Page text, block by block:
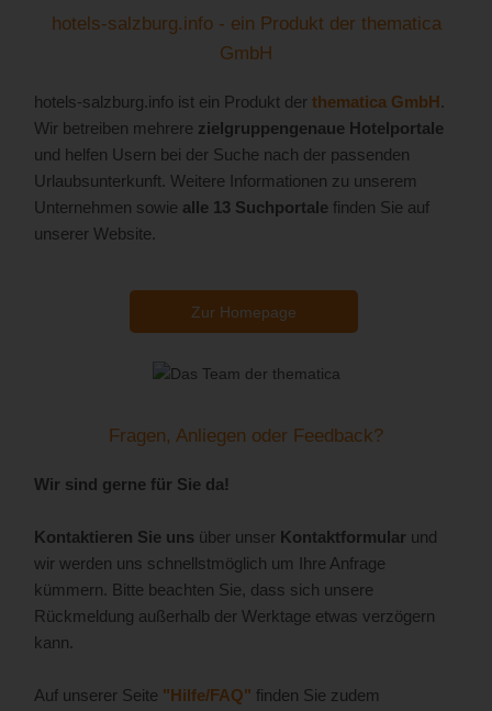
hotels-salzburg.info - ein Produkt der thematica
GmbH
hotels-salzburg.info ist ein Produkt derthematica GmbH.
Wir betreiben mehrere zielgruppengenaue Hotelportale
und helfen Usern bei der Suche nach der passenden
Urlaubsunterkunft. Weitere Informationen zu unserem
Unternehmen sowie alle 13 Suchportale finden Sie auf
unserer Website.
Zur Homepage
Fragen, Anliegen oder Feedback?
Wir sind gerne für Sie da!
Kontaktieren Sie uns über unser Kontaktformular und
wir werden uns schnellstmöglich um Ihre Anfrage
kümmern. Bitte beachten Sie, dass sich unsere
Rückmeldung außerhalb der Werktage etwas verzögern
kann.
Auf unserer Seite "Hilfe/FAQ" finden Sie zudem